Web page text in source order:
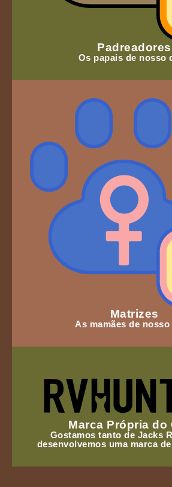
Padreadores
Os papais de nosso
Matrizes
As mamães de
Marca Própria do
Gostamos tanto de Jacks
desenvolvemos uma marca